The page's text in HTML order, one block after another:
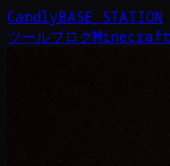
CandlyBASE_STATION
ツールブログMinecraft